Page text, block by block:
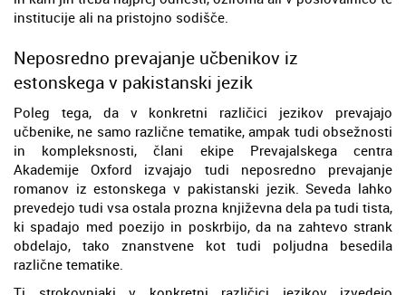
institucije ali na pristojno sodišče.
Neposredno prevajanje učbenikov iz
estonskega v pakistanski jezik
Poleg tega, da v konkretni različici jezikov prevajajo
učbenike, ne samo različne tematike, ampak tudi obsežnosti
in kompleksnosti, člani ekipe Prevajalskega centra
Akademije Oxford izvajajo tudi neposredno prevajanje
romanov iz estonskega v pakistanski jezik. Seveda lahko
prevedejo tudi vsa ostala prozna književna dela pa tudi tista,
ki spadajo med poezijo in poskrbijo, da na zahtevo strank
obdelajo, tako znanstvene kot tudi poljudna besedila
različne tematike.